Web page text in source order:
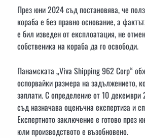
През юни 2024 съд постановява, че
кораба е без правно основание, а
е бил изведен от експлоатация, не
собственика на кораба да го освободи.
Панамската „Viva Shipping 962 Corp“
оспорвайки размера на задължението,
заплати. С определение от 10 декември
съд назначава оценъчна експертиза и
Експертното заключение е готово през
юли производството е възобновено.